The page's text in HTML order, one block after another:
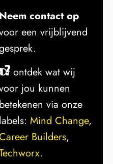
Neem contact op
een vrijblijvend
ontdek wat wij
jou kunnen
betekenen via onze
labels: Mind Change,
Builders,
.